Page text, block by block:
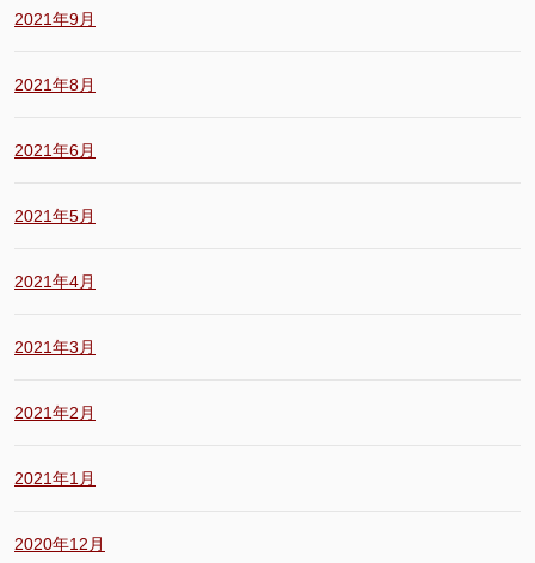
2021年9月
2021年8月
2021年6月
2021年5月
2021年4月
2021年3月
2021年2月
2021年1月
2020年12月